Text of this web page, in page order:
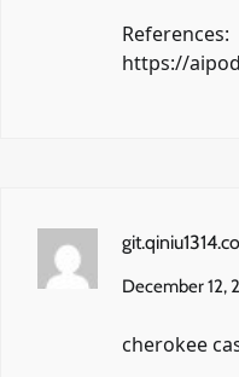
References:
https://
December 12,
cherokee